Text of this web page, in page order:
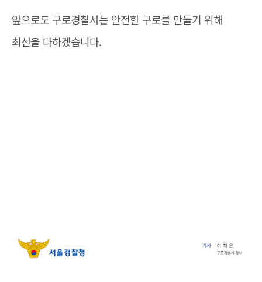
앞으로도 구로경찰서는 안전한 구로를 만들기 위해
최선을 다하겠습니다.